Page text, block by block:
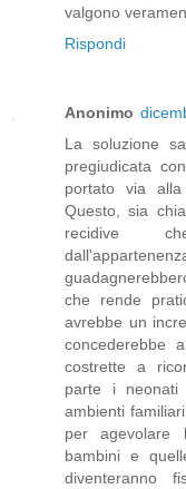
valgono
Rispondi
Anonimo
La soluzione
pregiudicata
portato via alla
Questo, sia
recidive
che rende
avrebbe un
concederebbe
costrette a
parte i neonati
ambienti
per agevolare
bambini e
diventeranno